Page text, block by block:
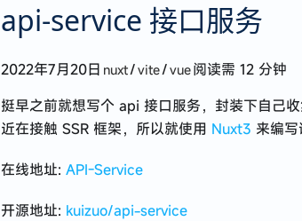
api-service 接口服务
2022年7月20日 nuxt/vite/vue阅读需 12 分钟
挺早之前就想写个 api 接口服务，封装下自己
近在接触 SSR 框架，所以就使用 Nuxt3 来编写
在线地址: API-Service
开源地址: kuizuo/api-service